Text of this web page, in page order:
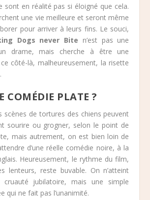
sont en réalité pas si éloigné que cela.
une vie meilleure et seront même
pour arriver à leurs fins. Le souci,
Dogs never Bite n’est pas une
drame, mais cherche à être une
côté-là, malheureusement, la risette
COMÉDIE PLATE ?
scènes de tortures des chiens peuvent
sourire ou grogner, selon le point de
mais autrement, on est bien loin de
d’une réelle comédie noire, à la
Heureusement, le rythme du film,
lenteurs, reste buvable. On n’atteint
jubilatoire, mais une simple
qui ne fait pas l’unanimité.